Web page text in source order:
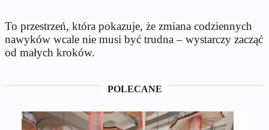
To przestrzeń, która pokazuje, że zmiana codziennych
nawyków wcale nie musi być trudna – wystarczy zacząć
od małych kroków.
POLECANE